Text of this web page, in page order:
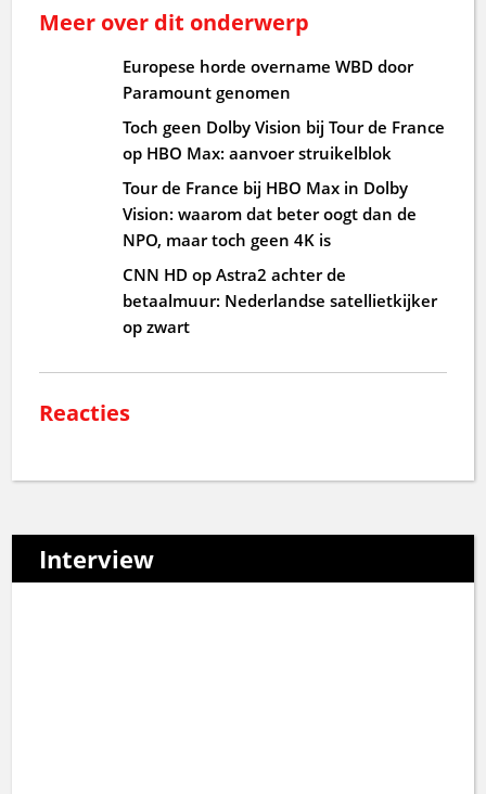
Meer over dit onderwerp
Europese horde overname WBD door
Paramount genomen
Toch geen Dolby Vision bij Tour de France
op HBO Max: aanvoer struikelblok
Tour de France bij HBO Max in Dolby
Vision: waarom dat beter oogt dan de
NPO, maar toch geen 4K is
CNN HD op Astra2 achter de
betaalmuur: Nederlandse satellietkijker
op zwart
Reacties
Interview